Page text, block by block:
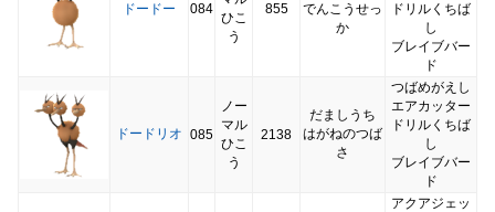
ドードー 084
ひこ
う
855
でんこうせっ
か
ドリルくちば
し
ブレイブバー
ド
ドードリオ 085
ノー
マル
ひこ
う
2138
だましうち
はがねのつば
さ
つばめがえし
エアカッター
ドリルくちば
し
ブレイブバー
ド
アクアジェッ